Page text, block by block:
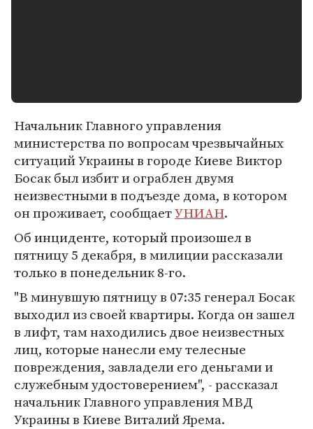
Начальник Главного управления
министерства по вопросам чрезвычайных
ситуаций Украины в городе Киеве Виктор
Босак был избит и ограблен двумя
неизвестными в подъезде дома, в котором
он проживает, сообщаетУНИАН.
Об инциденте, который произошел в
пятницу 5 декабря, в милиции рассказали
только в понедельник 8-го.
"В минувшую пятницу в 07:35 генерал Босак
выходил из своей квартиры. Когда он зашел
в лифт, там находились двое неизвестных
лиц, которые нанесли ему телесные
повреждения, завладели его деньгами и
служебным удостоверением", - рассказал
начальник Главного управления МВД
Украины в Киеве Виталий Ярема.